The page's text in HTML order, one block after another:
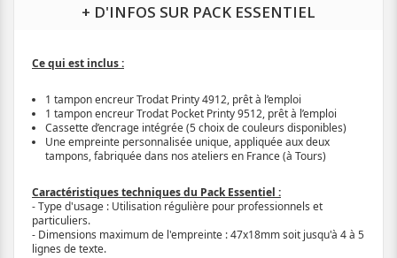
+ D'INFOS SUR PACK ESSENTIEL
Ce qui est inclus :
1 tampon encreur Trodat Printy 4912, prêt à l’emploi
1 tampon encreur Trodat Pocket Printy 9512, prêt à l’emploi
Cassette d’encrage intégrée (5 choix de couleurs disponibles)
Une empreinte personnalisée unique, appliquée aux deux
tampons, fabriquée dans nos ateliers en France (à Tours)
Caractéristiques techniques du Pack Essentiel :
- Type d'usage : Utilisation régulière pour professionnels et
particuliers.
- Dimensions maximum de l'empreinte : 47x18mm soit jusqu'à 4 à 5
lignes de texte.